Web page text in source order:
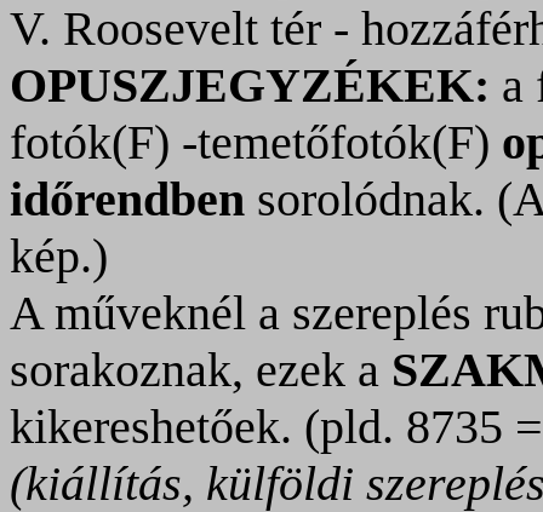
V. Roosevelt tér -
OPUSZJEGYZÉKEK: a
fotók(F) -temetőfotók(F)
időrendben sorolódnak.
kép.)
A műveknél a szereplés
sorakoznak, ezek a
kikereshetőek. (pld. 8735
(kiállítás, külföldi